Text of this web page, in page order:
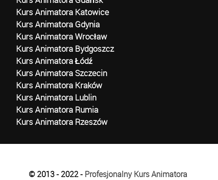
Kurs Animatora Katowice
Kurs Animatora Gdynia
Kurs Animatora Wrocław
Kurs Animatora Bydgoszcz
Kurs Animatora Łódź
Kurs Animatora Szczecin
Kurs Animatora Kraków
Kurs Animatora Lublin
Kurs Animatora Rumia
Kurs Animatora Rzeszów
© 2013 - 2022 - Profesjonalny Kurs Animatora